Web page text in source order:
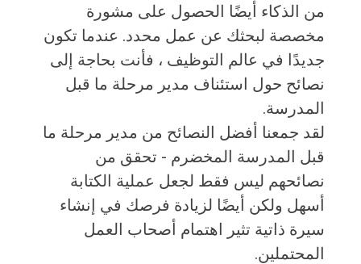
من الذكاء أيضًا الحصول على مشورة
مخصصة لبحثك عن عمل محدد. عندما تكون
جديدًا في عالم التوظيف ، فأنت بحاجة إلى
نصائح حول استئناف مدير مرحلة ما قبل
المدرسة.
لقد جمعنا أفضل النصائح من مدير مرحلة ما
قبل المدرسة المخضرم - تحقق من
نصائحهم ليس فقط لجعل عملية الكتابة
أسهل ولكن أيضًا لزيادة فرصك في إنشاء
سيرة ذاتية تثير اهتمام أصحاب العمل
المحتملين.